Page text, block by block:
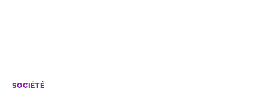
SOCIÉTÉ